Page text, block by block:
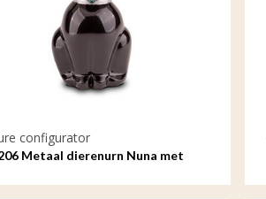
configurator
Metaal dierenurn Nuna met